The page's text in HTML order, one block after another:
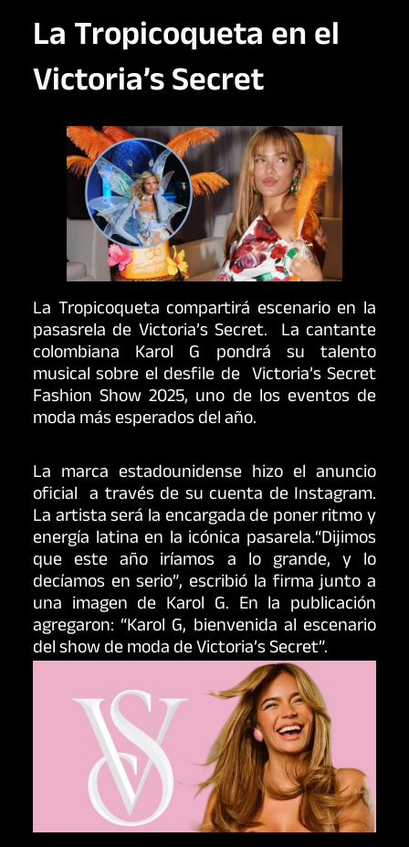
La Tropicoqueta en el
Victoria’s Secret
La Tropicoqueta compartirá escenario en la
pasasrela de Victoria’s Secret. La cantante
colombiana Karol G pondrá su talento
musical sobre el desfile de Victoria’s Secret
Fashion Show 2025, uno de los eventos de
moda más esperados del año.
La marca estadounidense hizo el anuncio
oficial a través de su cuenta de Instagram.
La artista será la encargada de poner ritmo y
energía latina en la icónica pasarela.“Dijimos
que este año iríamos a lo grande, y lo
decíamos en serio”, escribió la firma junto a
una imagen de Karol G. En la publicación
agregaron: “Karol G, bienvenida al escenario
del show de moda de Victoria’s Secret”.